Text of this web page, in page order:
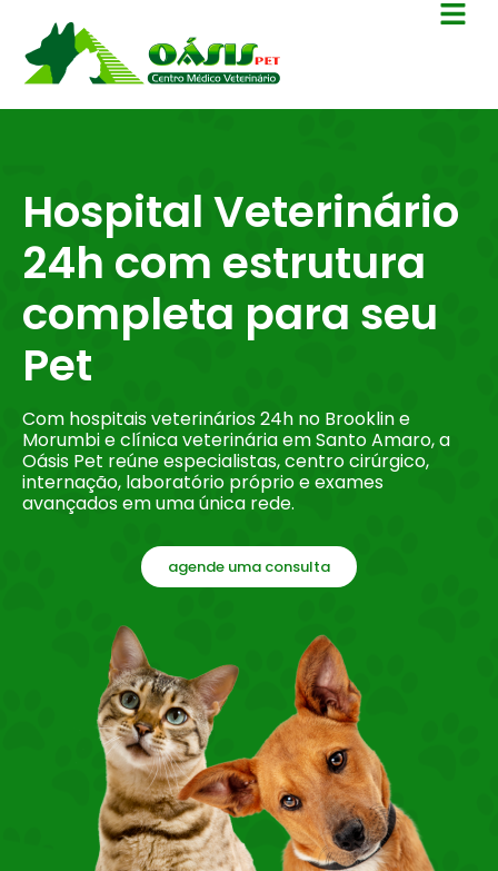
Hospital Veterinário
24h com estrutura
completa para seu
Pet
Com hospitais veterinários 24h no Brooklin e
Morumbi e clínica veterinária em Santo Amaro, a
Oásis Pet reúne especialistas, centro cirúrgico,
internação, laboratório próprio e exames
avançados em uma única rede.
agende uma consulta